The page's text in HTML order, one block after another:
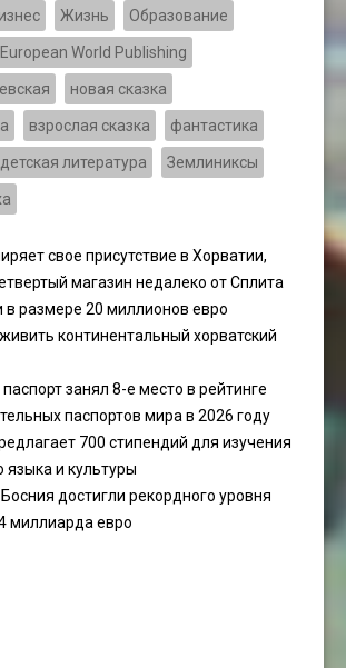
Жизнь Образование
European World Publishing
новая сказка
взрослая сказка фантастика
литература Землиниксы
свое присутствие в Хорватии,
магазин недалеко от Сплита
в размере 20 миллионов евро
континентальный хорватский
занял 8-е место в рейтинге
паспортов мира в 2026 году
700 стипендий для изучения
языка и культуры
достигли рекордного уровня
миллиарда евро